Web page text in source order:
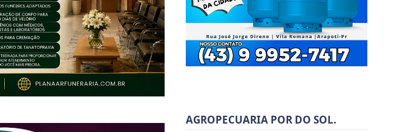
AGROPECUARIA POR DO SOL.